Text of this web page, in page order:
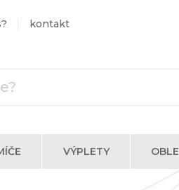
kontakt
VÝPLETY